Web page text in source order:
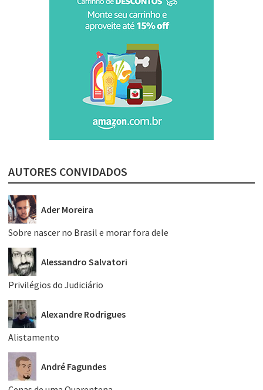
AUTORES CONVIDADOS
Ader Moreira
Sobre nascer no Brasil e morar fora dele
Alessandro Salvatori
Privilégios do Judiciário
Alexandre Rodrigues
Alistamento
André Fagundes